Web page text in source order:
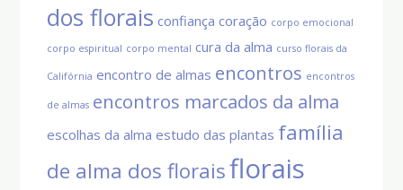
dos florais confiança coração corpo emocional
corpo espiritual corpo mental cura da alma curso florais da
Califórnia encontro de almas encontros encontros
de almas encontros marcados da alma
escolhas da alma estudo das plantas família
de alma dos floraisflorais